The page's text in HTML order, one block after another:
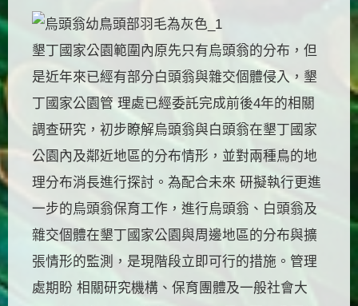
墾丁國家公園範圍內原先只有烏頭翁的分布，但
是近年來已經有部分白頭翁與雜交個體侵入，墾
丁國家公園管 理處已經委託完成前後4年的相關
調查研究，初步瞭解烏頭翁與白頭翁在墾丁國家
公園內及鄰近地區的分布情形，並對兩種鳥的地
理分布消長進行探討。為配合未來 研擬執行更進
一步的烏頭翁保育工作，進行烏頭翁、白頭翁及
雜交個體在墾丁國家公園與周邊地區的分布與擴
張情形的監測，是現階段立即可行的措施。管理
處期盼 相關研究機構、保育團體及一般社會大